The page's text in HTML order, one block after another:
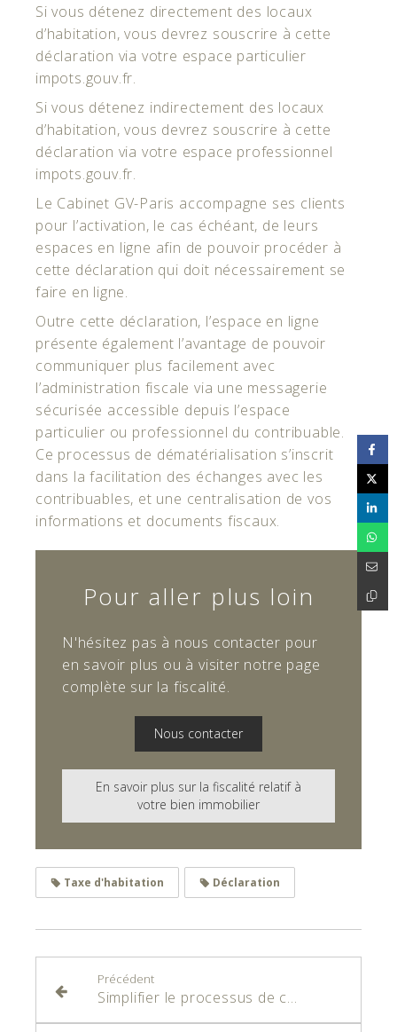
Si vous détenez directement des locaux
d’habitation, vous devrez souscrire à cette
déclaration via votre espace particulier
impots.gouv.fr.
Si vous détenez indirectement des locaux
d’habitation, vous devrez souscrire à cette
déclaration via votre espace professionnel
impots.gouv.fr.
Le Cabinet GV-Paris accompagne ses clients
pour l’activation, le cas échéant, de leurs
espaces en ligne afin de pouvoir procéder à
cette déclaration qui doit nécessairement se
faire en ligne.
Outre cette déclaration, l’espace en ligne
présente également l’avantage de pouvoir
communiquer plus facilement avec
l’administration fiscale via une messagerie
sécurisée accessible depuis l’espace
particulier ou professionnel du contribuable.
Ce processus de dématérialisation s’inscrit
dans la facilitation des échanges avec les
contribuables, et une centralisation de vos
informations et documents fiscaux.
Pour aller plus loin
N'hésitez pas à nous contacter pour
en savoir plus ou à visiter notre page
complète sur la fiscalité.
Nous contacter
En savoir plus sur la fiscalité relatif à
votre bien immobilier
Taxe d'habitation Déclaration
Précédent
Simplifier le processus de création et modification des entreprises en France